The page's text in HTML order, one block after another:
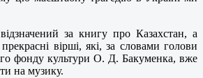
за книгу про Казахстан, а
вірші, які, за словами голови
фонду культури О. Д. Бакуменка, вже
на музику.